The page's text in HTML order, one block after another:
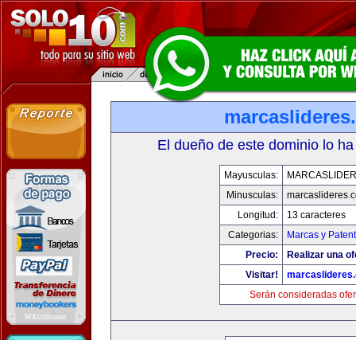
El dueño de este dominio lo
Mayusculas:
Minusculas:
Longitud:
13 caracteres
Categorias:
Marcas y
Precio:
Realizar una
Visitar!
Serán consideradas